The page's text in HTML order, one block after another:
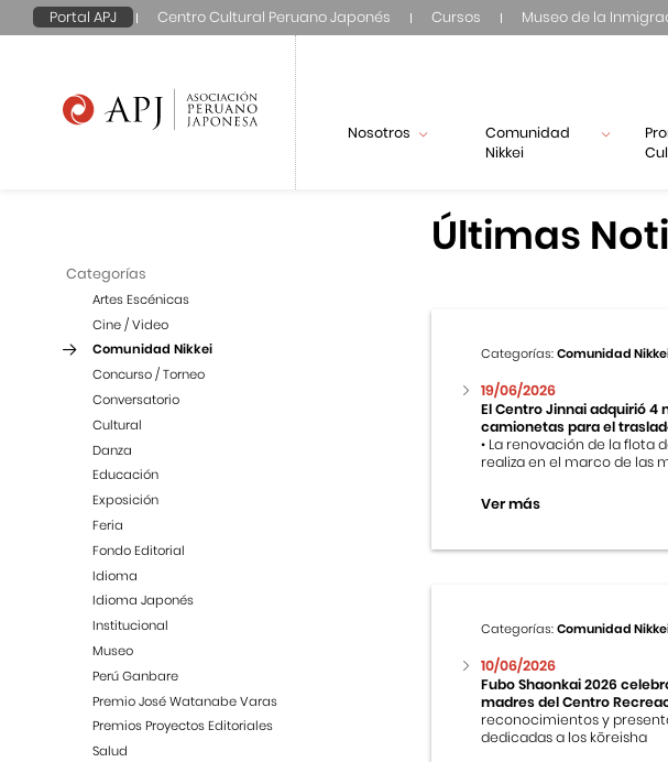
Portal APJ Centro Cultural Peruano Japonés Cursos Museo de la
Nosotros
Comunidad
Nikkei
Categorías
Artes Escénicas
Cine / Video
Comunidad Nikkei
Concurso / Torneo
Conversatorio
Cultural
Danza
Educación
Exposición
Feria
Fondo Editorial
Idioma
Idioma Japonés
Institucional
Museo
Perú Ganbare
Premio José Watanabe Varas
Premios Proyectos Editoriales
Salud
Últimas
Categorías:Comunidad
19/06/2026
El Centro Jinnai adquirió 4
camionetas para el
• La renovación de la flota
realiza en el marco de las
Ver más
Categorías:Comunidad
10/06/2026
Fubo Shaonkai 2026
madres del Centro
reconocimientos y
dedicadas a los kōreisha